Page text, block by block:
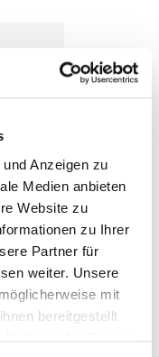
Anzeigen zu
Medien anbieten
Website zu
zu Ihrer
Partner für
weiter. Unsere
mit
bereitgestellt
Uhr